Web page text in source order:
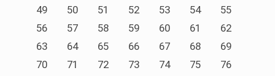
49
50 51 52 53 54
55
56
57 58 59 60 61
62
63
64 65 66 67 68
69
70
71 72 73 74 75
76